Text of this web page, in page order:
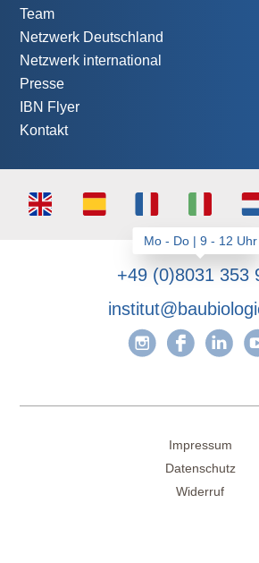
Team
Netzwerk Deutschland
Netzwerk international
Presse
IBN Flyer
Kontakt
+49 (0)8031 353
Impressum
Datenschutz
Widerruf